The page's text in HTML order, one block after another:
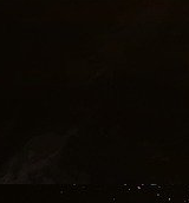
humain